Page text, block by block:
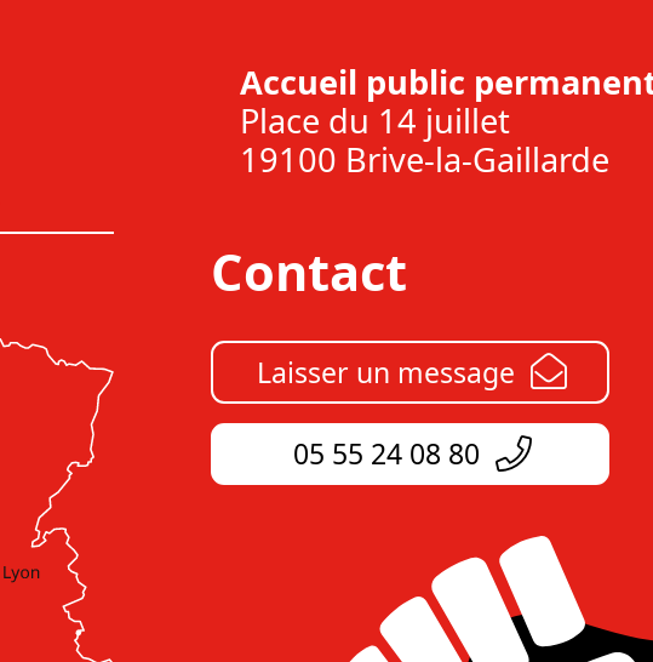
Accueil public
Place du 14 juillet
19100 Brive-la-Gaillarde
Contact
Laisser un message
05 55 24 08 80